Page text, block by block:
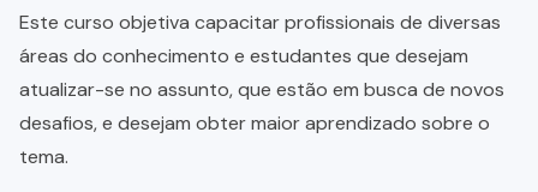
Este curso objetiva capacitar profissionais de diversas
áreas do conhecimento e estudantes que desejam
atualizar-se no assunto, que estão em busca de novos
desafios, e desejam obter maior aprendizado sobre o
tema.